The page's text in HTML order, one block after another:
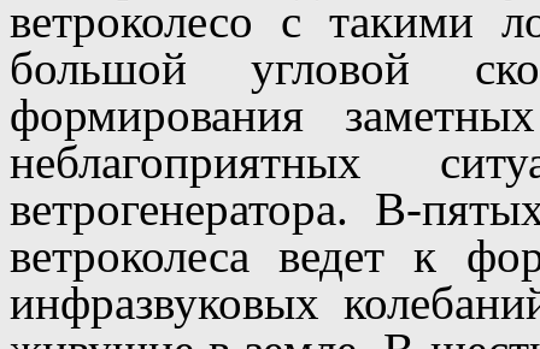
ветроколесо с такими
большой угловой
формирования
неблагоприятных
ветрогенератора. В-
ветроколеса ведет к
инфразвуковых